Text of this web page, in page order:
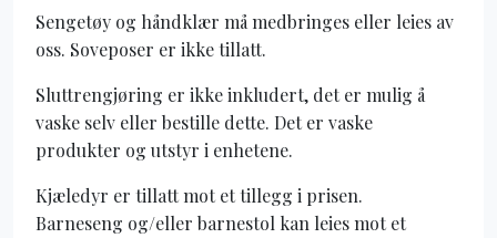
Sengetøy og håndklær må medbringes eller leies av
oss. Soveposer er ikke tillatt.
Sluttrengjøring er ikke inkludert, det er mulig å
vaske selv eller bestille dette. Det er vaske
produkter og utstyr i enhetene.
Kjæledyr er tillatt mot et tillegg i prisen.
Barneseng og/eller barnestol kan leies mot et